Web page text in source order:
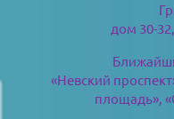
дом 30-
«Невский
площадь»,